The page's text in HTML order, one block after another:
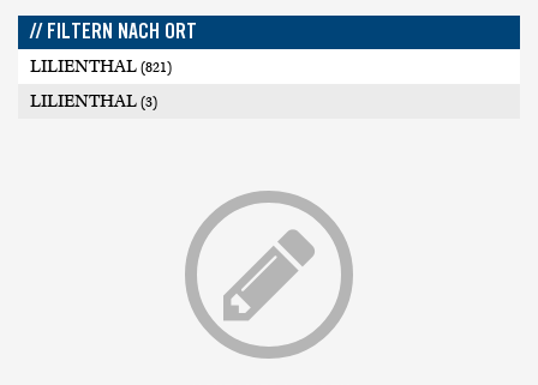
// FILTERN NACH ORT
LILIENTHAL (821)
LILIENTHAL (3)